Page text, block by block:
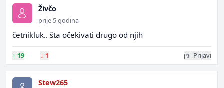
Živčo
prije 5 godina
četnikluk.. šta očekivati drugo od njih
↑ 19 ↓ 1 Prijavi
Stew265